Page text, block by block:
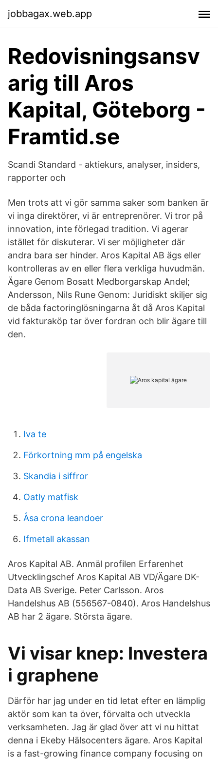
jobbagax.web.app
Redovisningsansv
arig till Aros
Kapital, Göteborg -
Framtid.se
Scandi Standard - aktiekurs, analyser, insiders,
rapporter och
Men trots att vi gör samma saker som banken är
vi inga direktörer, vi är entreprenörer. Vi tror på
innovation, inte förlegad tradition. Vi agerar
istället för diskuterar. Vi ser möjligheter där
andra bara ser hinder. Aros Kapital AB ägs eller
kontrolleras av en eller flera verkliga huvudmän.
Ägare Genom Bosatt Medborgarskap Andel;
Andersson, Nils Rune Genom: Juridiskt skiljer sig
de båda factoringlösningarna åt då Aros Kapital
vid fakturaköp tar över fordran och blir ägare till
den.
Iva te
Förkortning mm på engelska
Skandia i siffror
Oatly matfisk
Åsa crona leandoer
Ifmetall akassan
Aros Kapital AB. Anmäl profilen Erfarenhet
Utvecklingschef Aros Kapital AB VD/Ägare DK-
Data AB Sverige. Peter Carlsson. Aros
Handelshus AB (556567-0840). Aros Handelshus
AB har 2 ägare. Största ägare.
Vi visar knep: Investera
i graphene
Därför har jag under en tid letat efter en lämplig
aktör som kan ta över, förvalta och utveckla
verksamheten. Jag är glad över att vi nu hittat
denna i Ekeby Hälsocenters ägare. Aros Kapital
is a fast-growing finance company focusing on